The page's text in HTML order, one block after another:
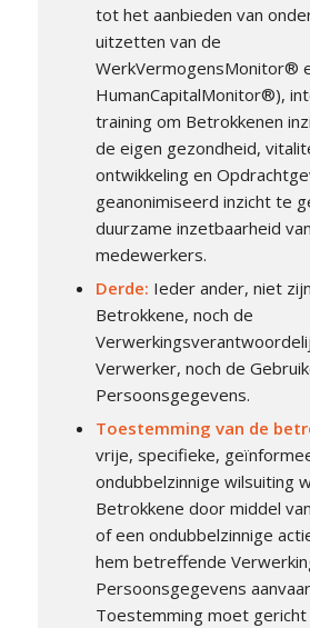
tot het aanbieden van
uitzetten van de
WerkVermogensMonitor®
HumanCapitalMonitor®),
training om Betrokkenen
de eigen gezondheid,
ontwikkeling en
geanonimiseerd inzicht te
duurzame inzetbaarheid
medewerkers.
Derde: Ieder ander, niet
Betrokkene, noch de
Verwerker, noch de
Persoonsgegevens.
Toestemming van de
vrije, specifieke,
ondubbelzinnige wilsuiting
Betrokkene door middel
of een ondubbelzinnige
hem betreffende
Persoonsgegevens
Toestemming moet gericht